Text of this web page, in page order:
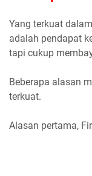
Yang terkuat
adalah pendapat
tapi cukup
Beberapa alasan
terkuat.
Alasan pertama,